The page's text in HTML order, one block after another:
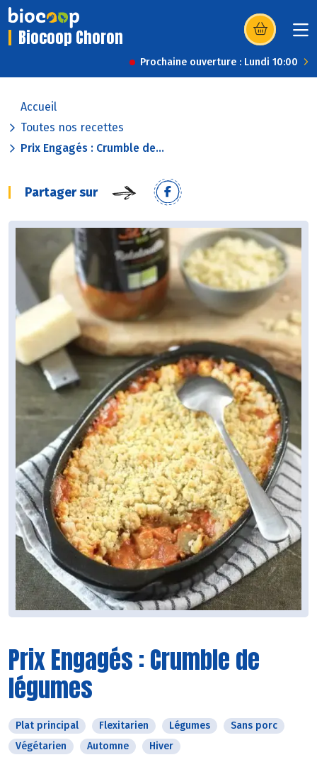
Biocoop Choron (s’ouvre dans
Prochaine ouverture : Lundi 10:00
Accueil
Toutes nos recettes
Prix Engagés : Crumble de...
Partager sur
Prix Engagés : Crumble de
légumes
Plat principal Flexitarien Légumes
Sans porc
Végétarien
Automne Hiver